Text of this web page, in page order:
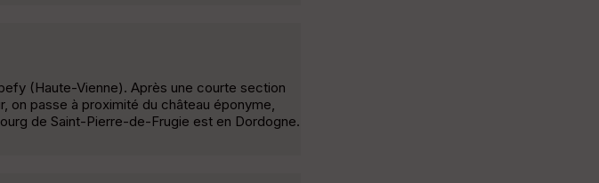
(Haute-Vienne). Après une courte section
on passe à proximité du château éponyme,
de Saint-Pierre-de-Frugie est en Dordogne.